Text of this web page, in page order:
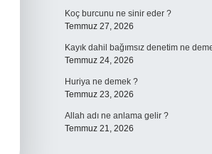
Koç burcunu ne sinir eder ?
Temmuz 27, 2026
Kayık dahil bağımsız denetim ne
Temmuz 24, 2026
Huriya ne demek ?
Temmuz 23, 2026
Allah adı ne anlama gelir ?
Temmuz 21, 2026